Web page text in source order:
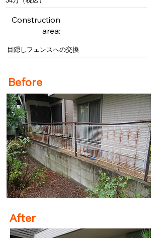
Construction
area:
目隠しフェンスへの交換
Before
After